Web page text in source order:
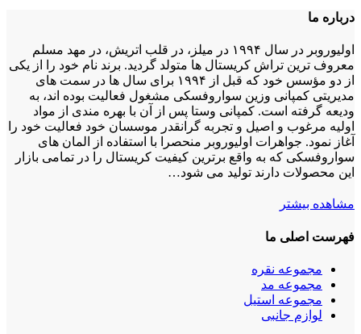
درباره ما
اولیوروبر در سال ۱۹۹۴ در میلز، در قلب اتریش، در مهد مسلم
معروف ترین تراش کریستال ها متولد گردید. برند نام خود را از یکی
از دو مؤسس خود که قبل از ۱۹۹۴ برای سال ها در سمت های
مدیریتی کمپانی وزین سواروفسکی مشغول فعالیت بوده اند، به
ودیعه گرفته است. کمپانی وستا پس از آن با بهره مندی از مواد
اولیه مرغوب و اصیل و تجربه گرانقدر موسسان خود فعالیت خود را
آغاز نمود. جواهرات اولیوروبر منحصرا با استفاده از المان های
سواروفسکی که به واقع برترین کیفیت کریستال را در تمامی بازار
این محصولات دارند تولید می شود…
مشاهده بیشتر
فهرست اصلی ما
مجموعه نقره
مجموعه مد
مجموعه استیل
لوازم جانبی